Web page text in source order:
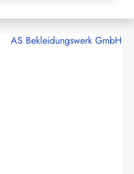
AS Bekleidungswerk GmbH